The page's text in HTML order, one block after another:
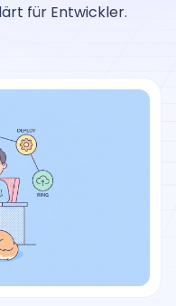
für Entwickler.